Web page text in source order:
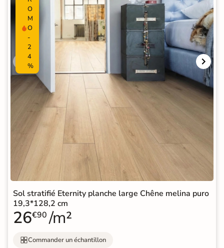
O
M
O
-
2
4
%
Sol stratifié Eternity planche large Chêne melina puro
19,3*128,2 cm
26€90 /m²
Commander un échantillon